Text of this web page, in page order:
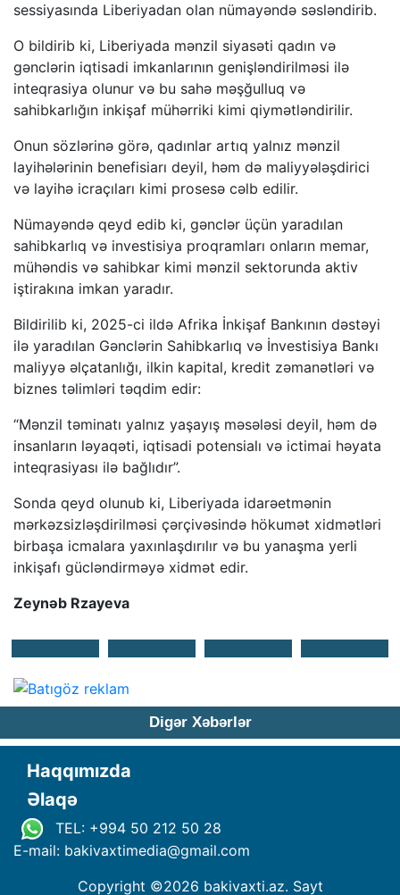
sessiyasında Liberiyadan olan nümayəndə səsləndirib.
O bildirib ki, Liberiyada mənzil siyasəti qadın və
gənclərin iqtisadi imkanlarının genişləndirilməsi ilə
inteqrasiya olunur və bu sahə məşğulluq və
sahibkarlığın inkişaf mühərriki kimi qiymətləndirilir.
Onun sözlərinə görə, qadınlar artıq yalnız mənzil
layihələrinin benefisiarı deyil, həm də maliyyələşdirici
və layihə icraçıları kimi prosesə cəlb edilir.
Nümayəndə qeyd edib ki, gənclər üçün yaradılan
sahibkarlıq və investisiya proqramları onların memar,
mühəndis və sahibkar kimi mənzil sektorunda aktiv
iştirakına imkan yaradır.
Bildirilib ki, 2025-ci ildə Afrika İnkişaf Bankının dəstəyi
ilə yaradılan Gənclərin Sahibkarlıq və İnvestisiya Bankı
maliyyə əlçatanlığı, ilkin kapital, kredit zəmanətləri və
biznes təlimləri təqdim edir:
“Mənzil təminatı yalnız yaşayış məsələsi deyil, həm də
insanların ləyaqəti, iqtisadi potensialı və ictimai həyata
inteqrasiyası ilə bağlıdır”.
Sonda qeyd olunub ki, Liberiyada idarəetmənin
mərkəzsizləşdirilməsi çərçivəsində hökumət xidmətləri
birbaşa icmalara yaxınlaşdırılır və bu yanaşma yerli
inkişafı gücləndirməyə xidmət edir.
Zeynəb Rzayeva
Digər Xəbərlər
Haqqımızda
Əlaqə
TEL: +994 50 212 50 28
E-mail: bakivaxtimedia@gmail.com
Copyright ©2026 bakivaxti.az. Sayt